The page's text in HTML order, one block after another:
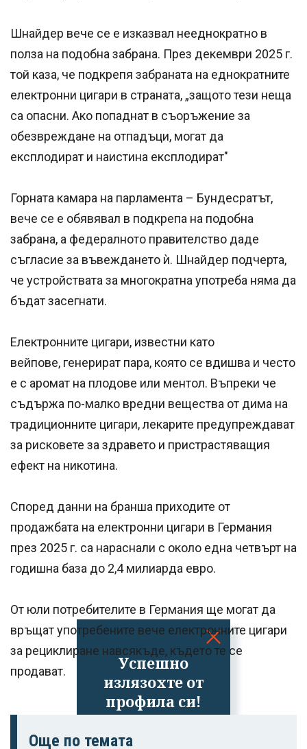
Успешно
излязохте от
профила си!
Шнайдер вече се е изказвал нееднократно в
полза на подобна забрана. През декември 2025 г.
той каза, че подкрепя забраната на еднократните
електронни цигари в страната, „защото тези неща
са опасни. Ако попаднат в съоръжение за
обезвреждане на отпадъци, могат да
експлодират и наистина експлодират"
Горната камара на парламента – Бундесратът,
вече се е обявявал в подкрепа на подобна
забрана, а федералното правителство даде
съгласие за въвеждането ѝ. Шнайдер подчерта,
че устройствата за многократна употреба няма да
бъдат засегнати.
Електронните цигари, известни като
вейпове, генерират пара, която се вдишва и често
е с аромат на плодове или ментол. Въпреки че
съдържа по-малко вредни вещества от дима на
традиционните цигари, лекарите предупреждават
за рисковете за здравето и пристрастяващия
ефект на никотина.
Според данни на бранша приходите от
продажбата на електронни цигари в Германия
през 2025 г. са нараснали с около една четвърт на
годишна база до 2,4 милиарда евро.
От юли потребителите в Германия ще могат да
връщат употребените вече електронните цигари
за рециклиране навсякъде, където те се
продават.
Още по темата